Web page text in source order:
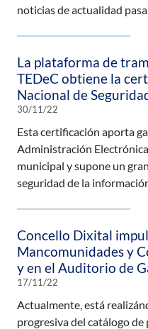
noticias de actualidad
La plataforma de
TEDeC obtiene la
Nacional de
30/11/22
Esta certificación aporta
Administración
municipal y supone un
seguridad de la
Concello Dixital
Mancomunidades y
y en el Auditorio de
17/11/22
Actualmente, está
progresiva del catálogo